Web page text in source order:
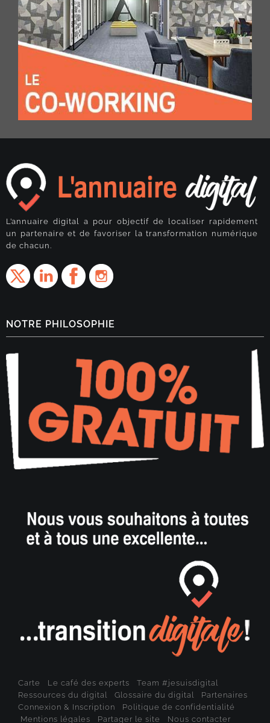
L’annuaire digital a pour objectif de localiser rapidement
un partenaire et de favoriser la transformation numérique
de chacun.
NOTRE PHILOSOPHIE
Carte Le café des experts
Team #jesuisdigital
Ressources du digital
Glossaire du digital
Partenaires
Connexion & Inscription
Politique de confidentialité
Mentions légales
Partager le site Nous contacter